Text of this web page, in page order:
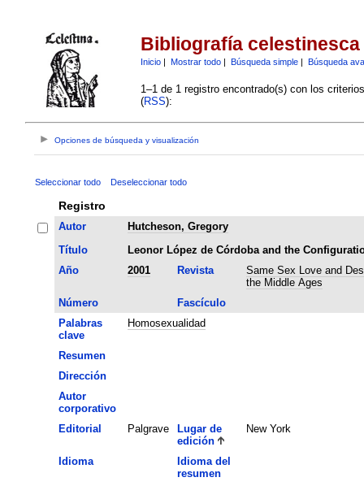
Bibliografía celestinesca
Inicio| Mostrar todo| Búsqueda simple| Búsqueda
1–1 de 1 registro encontrado(s) con los
(RSS):
Opciones de búsqueda y visualización
Seleccionar todo Deseleccionar todo
Registro
Autor
Hutcheson, Gregory
Título
Leonor López de Córdoba and the
Año
2001 Revista
Same Sex Love and
the Middle Ages
Número
Fascículo
Palabras
clave
Homosexualidad
Resumen
Dirección
Autor
corporativo
Editorial
Palgrave
Lugar de
edición
New York
Idioma
Idioma del
resumen